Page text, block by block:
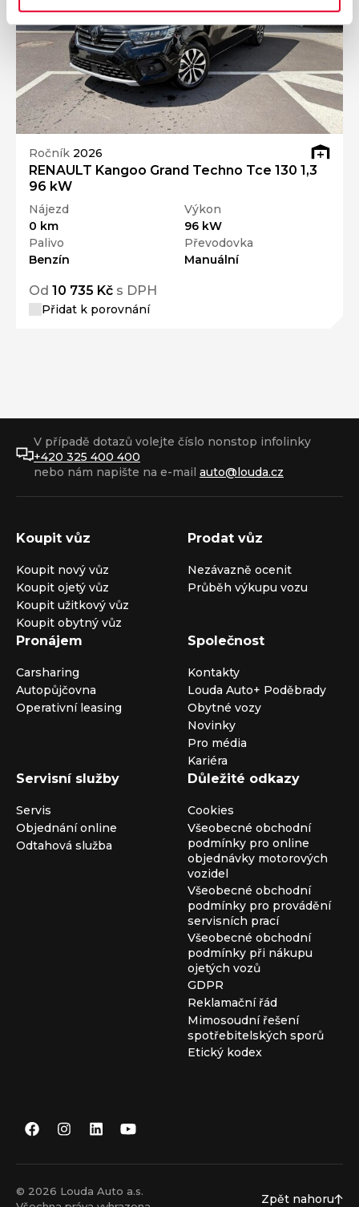
Ročník 2026
RENAULT Kangoo Grand Techno Tce 130 1,3
96 kW
Nájezd
0 km
Výkon
96 kW
Palivo
Benzín
Převodovka
Manuální
Od 10 735 Kč s DPH
Přidat k porovnání
V případě dotazů volejte číslo nonstop infolinky
+420 325 400 400
nebo nám napište na e-mail auto@louda.cz
Koupit vůz
Koupit nový vůz
Koupit ojetý vůz
Koupit užitkový vůz
Koupit obytný vůz
Prodat vůz
Nezávazně ocenit
Průběh výkupu vozu
Pronájem
Carsharing
Autopůjčovna
Operativní leasing
Společnost
Kontakty
Louda Auto+ Poděbrady
Obytné vozy
Novinky
Pro média
Kariéra
Servisní služby
Servis
Objednání online
Odtahová služba
Důležité odkazy
Cookies
Všeobecné obchodní
podmínky pro online
objednávky motorových
vozidel
Všeobecné obchodní
podmínky pro provádění
servisních prací
Všeobecné obchodní
podmínky při nákupu
ojetých vozů
GDPR
Reklamační řád
Mimosoudní řešení
spotřebitelských sporů
Etický kodex
© 2026 Louda Auto a.s.
Zpět nahoru